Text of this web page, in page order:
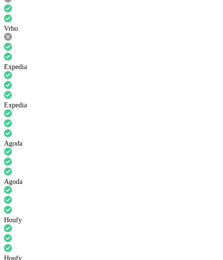
Vrbo
Expedia
Expedia
Agoda
Agoda
Houfy
Houfy